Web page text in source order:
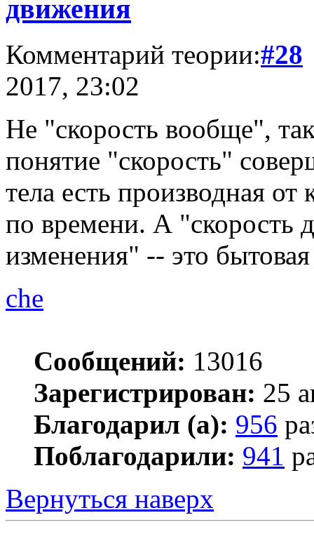
движения
Комментарий теории:#28
2017, 23:02
Не "скорость вообще",
понятие "скорость"
тела есть производная от
по времени. А "скорость
изменения" -- это
che
Сообщений: 13016
Зарегистрирован: 25
Благодарил (а): 956
Поблагодарили: 941
Вернуться наверх